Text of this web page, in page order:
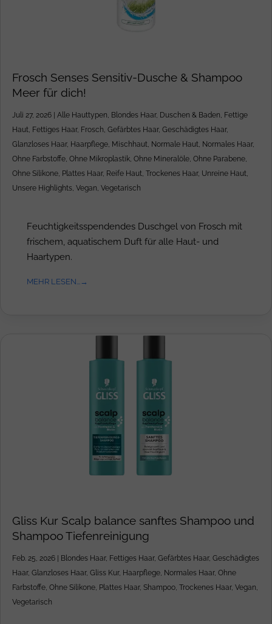
Frosch Senses Sensitiv-Dusche & Shampoo
Meer für dich!
Juli 27, 2026 Alle Hauttypen, Blondes Haar, Duschen & Baden, Fettige
Haut, Fettiges Haar, Frosch, Gefärbtes Haar, Geschädigtes Haar,
Glanzloses Haar, Haarpflege, Mischhaut, Normale Haut, Normales Haar,
Ohne Farbstoffe, Ohne Mikroplastik, Ohne Mineralöle, Ohne Parabene,
Ohne Silikone, Plattes Haar, Reife Haut, Trockenes Haar, Unreine Haut,
Unsere Highlights, Vegan, Vegetarisch
Feuchtigkeitsspendendes Duschgel von Frosch mit
frischem, aquatischem Duft für alle Haut- und
Haartypen.
MEHR LESEN...
Gliss Kur Scalp balance sanftes Shampoo und
Shampoo Tiefenreinigung
Feb. 25, 2026 | Blondes Haar, Fettiges Haar, Gefärbtes Haar, Geschädigtes
Haar, Glanzloses Haar, Gliss Kur, Haarpflege Normales Haar, Ohne
Farbstoffe Ohne Silikone Plattes Haar, Shampoo Trockenes Haar, Vegan
Vegetarisch